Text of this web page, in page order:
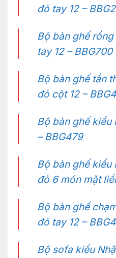
đỏ tay 12 –
Bộ bàn ghế
tay 12 – BBG700
Bộ bàn ghế tần
đỏ cột 12 –
Bộ bàn ghế
– BBG479
Bộ bàn ghế
đỏ 6 món mặt
Bộ bàn ghế
đỏ tay 12 –
Bộ sofa kiểu